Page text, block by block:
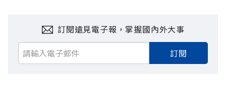
訂閱遠見電子報，掌握國內外大事
訂閱